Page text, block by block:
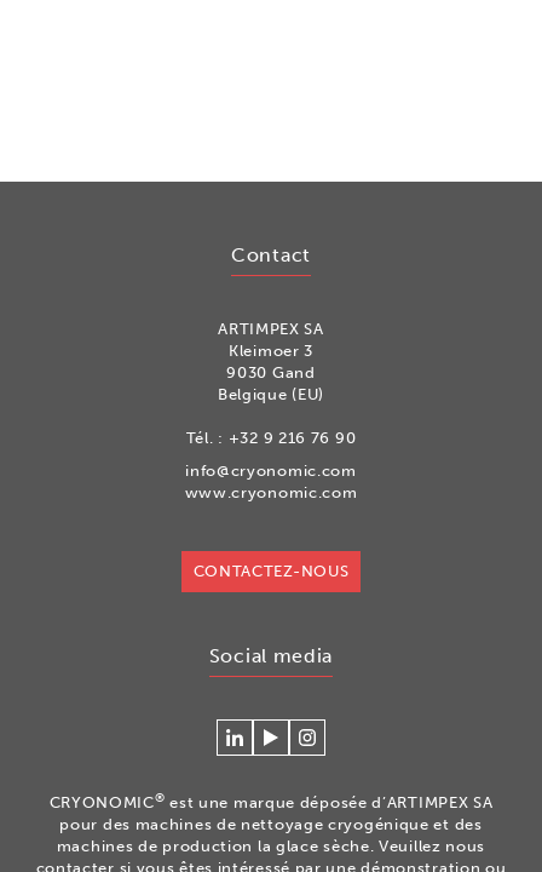
Contact
ARTIMPEX SA
Kleimoer 3
9030 Gand
Belgique (EU)
Tél. : +32 9 216 76 90
info@cryonomic.com
www.cryonomic.com
CONTACTEZ-NOUS
Social media
Se
Cryonomic
sur
Linkedin
Regardez
vidéos
sur
la
chaîne
Volg
op
Instagram
CRYONOMIC® est une marque déposée d’ARTIMPEX SA
pour des machines de nettoyage cryogénique et des
machines de production la glace sèche. Veuillez nous
contacter si vous êtes intéressé par une démonstration ou